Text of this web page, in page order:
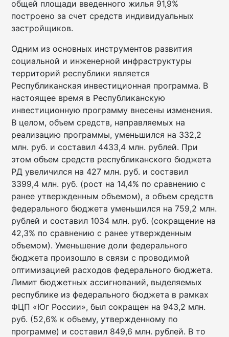
общей площади введенного жилья 91,9%
построено за счет средств индивидуаль­ных
застройщиков.
Одним из основных инструментов развития
социальной и инженерной инфраструктуры
территорий республики является
Республиканская инвестиционная программа. В
настоящее время в Республиканскую
инвестиционную программу внесены изменения.
В целом, объем средств, направляемых на
реализацию программы, уменьшился на 332,2
млн. руб. и составил 4433,4 млн. рублей. При
этом объем средств республиканского бюджета
РД увеличился на 427 млн. руб. и составил
3399,4 млн. руб. (рост на 14,4% по сравнению с
ранее утвержденным объемом), а объем средств
федерального бюджета уменьшился на 759,2 млн.
рублей и составил 1034 млн. руб. (сокращение на
42,3% по сравнению с ранее утвержденным
объемом). Уменьшение доли федерального
бюджета произошло в связи с проводимой
оптимизацией расходов федерального бюджета.
Лимит бюджетных ассигнований, выделяемых
республике из федерального бюджета в рамках
ФЦП «Юг России», был сокращен на 943,2 млн.
руб. (52,6% к объему, утвержденному по
программе) и составил 849,6 млн. рублей. В то